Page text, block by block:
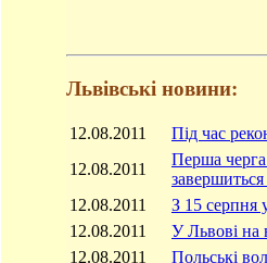
Львівські новини:
12.08.2011 Під час
12.08.2011
Перша черга
12.08.2011
З 15 серпня
12.08.2011
У Львові на
12.08.2011
Польські